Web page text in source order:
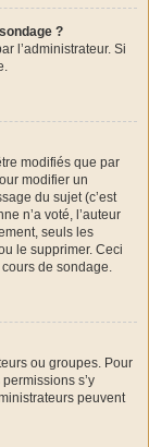
?
l’administrateur. Si
modifiés que par
modifier un
du sujet (c’est
n’a voté, l’auteur
seuls les
le supprimer. Ceci
de sondage.
ou groupes. Pour
s’y
peuvent